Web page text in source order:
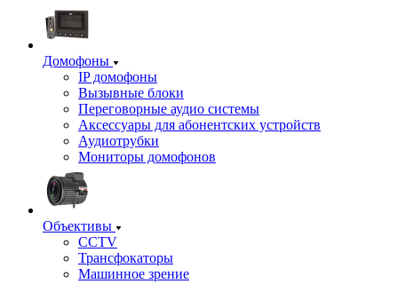
Домофоны
IP домофоны
Вызывные блоки
Переговорные аудио системы
Аксессуары для абонентских устройств
Аудиотрубки
Мониторы домофонов
Объективы
CCTV
Трансфокаторы
Машинное зрение